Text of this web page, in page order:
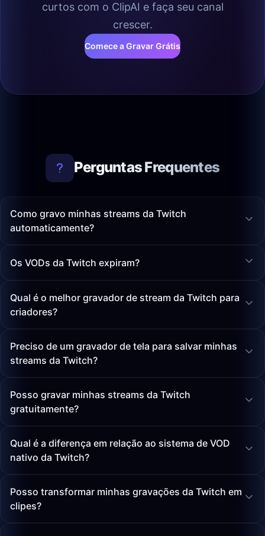
curtos com o ClipAI e faça seu canal
crescer.
Comece a Gravar Grátis
Perguntas Frequentes
Como gravo minhas streams da Twitch
automaticamente?
Os VODs da Twitch expiram?
Qual é o melhor gravador de stream da Twitch para
criadores?
Preciso de um gravador de tela para salvar minhas
streams da Twitch?
Posso gravar minhas streams da Twitch
gratuitamente?
Qual é a diferença em relação ao sistema de VOD
nativo da Twitch?
Posso transformar minhas gravações da Twitch em
clipes?